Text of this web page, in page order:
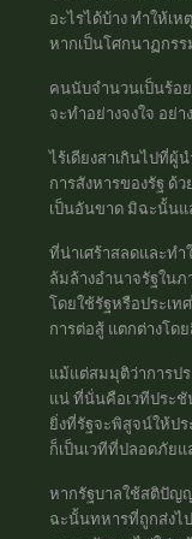
อะไรได้บ้าง ทำให้เ
หากเป็นโศกนาฏกร
คนนับจำนวนเป็นร้อ
จะทำอย่างจงใจ อย่
ไร้เดียงสาเกินไปที่ผู้
การสังหารของรัฐ ด้
เป็นอันขาด มิฉะนั้นแ
ที่น่าเศร้าสลดและท
ล้มล้างอำนาจรัฐใน
โดยใช้รัฐหรือประเท
การต่อสู้ แตกต่างโด
แม้แต่สมมุติว่าการป
แน่ ที่นั่นคือเวทีประชั
ยิ่งที่รัฐจะพิสูจน์ให้ป
ก็เป็นเวทีที่ปลอดภัย
หากรัฐบาลใช้สติปัญ
ฉะนั้นทหารที่ถูกส่งไ